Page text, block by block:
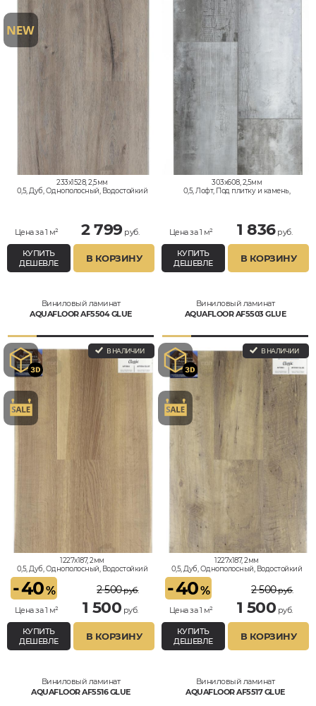
233x1528, 2,5мм
0,5, Дуб, Однополосный, Водостойкий
Цена за 1 м² 2 799руб.
КУПИТЬ
ДЕШЕВЛЕ
В КОРЗИНУ
303x608, 2,5мм
0,5, Лофт, Под плитку и камень,
Цена за 1 м² 1 836руб.
КУПИТЬ
ДЕШЕВЛЕ
В КОРЗИНУ
Виниловый ламинат
AQUAFLOOR AF5504 GLUE
В НАЛИЧИИ
1227x187, 2мм
0,5, Дуб, Однополосный, Водостойкий
-40%
Цена за 1 м²
2 500руб.
1 500 руб.
КУПИТЬ
ДЕШЕВЛЕ
В КОРЗИНУ
Виниловый ламинат
AQUAFLOOR AF5503 GLUE
В НАЛИЧИИ
1227x187, 2мм
0,5, Дуб, Однополосный, Водостойкий
-40%
Цена за 1 м²
2 500руб.
1 500 руб.
КУПИТЬ
ДЕШЕВЛЕ
В КОРЗИНУ
Виниловый ламинат
AQUAFLOOR AF5516 GLUE
Виниловый ламинат
AQUAFLOOR AF5517 GLUE